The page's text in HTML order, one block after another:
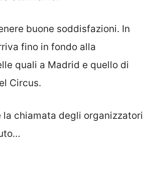
buone soddisfazioni. In
fino in fondo alla
quali a Madrid e quello di
Circus.
chiamata degli organizzatori